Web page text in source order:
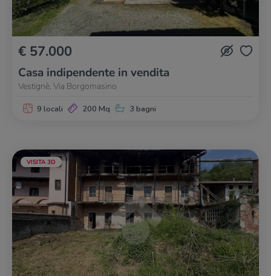
€ 57.000
Casa indipendente in vendita
Vestignè, Via Borgomasino
9 locali 200 Mq 3 bagni
VISITA 3D